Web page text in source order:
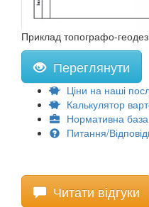
Приклад топографо-
Переглянути
Ціни на наші
Калькулятор
Нормативна база
Питання/
Читати відгуки